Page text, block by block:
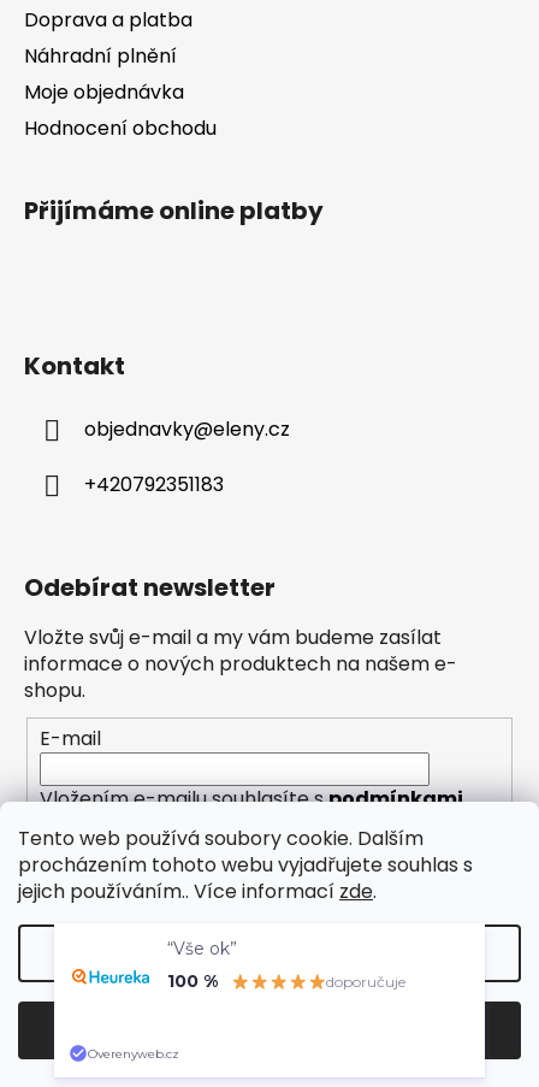
Tento web používá soubory cookie. Dalším
procházením tohoto webu vyjadřujete souhlas s
jejich používáním.. Více informací zde.
Nastavení
Doprava a platba
Náhradní plnění
Moje objednávka
Hodnocení obchodu
Přijímáme online platby
Kontakt
objednavky@eleny.cz
+420792351183
Odebírat newsletter
Vložte svůj e-mail a my vám budeme zasílat
informace o nových produktech na našem e-
shopu.
E-mail
Vložením e-mailu souhlasíte spodmínkami
ochrany osobních údajů
PŘIHLÁSIT SE
Upravit nastavení cookies
“Vše ok”
100 %
doporučuje
Overenyweb.cz